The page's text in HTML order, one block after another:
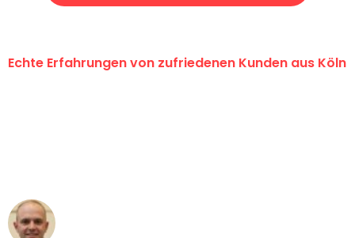
Echte Erfahrungen von zufriedenen Kunden aus Köln